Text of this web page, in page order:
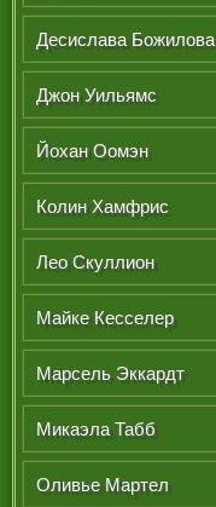
Десислава Божилова
Джон Уильямс
Йохан Оомэн
Колин Хамфрис
Лео Скуллион
Майке Кесселер
Марсель Эккардт
Микаэла Табб
Оливье Мартел